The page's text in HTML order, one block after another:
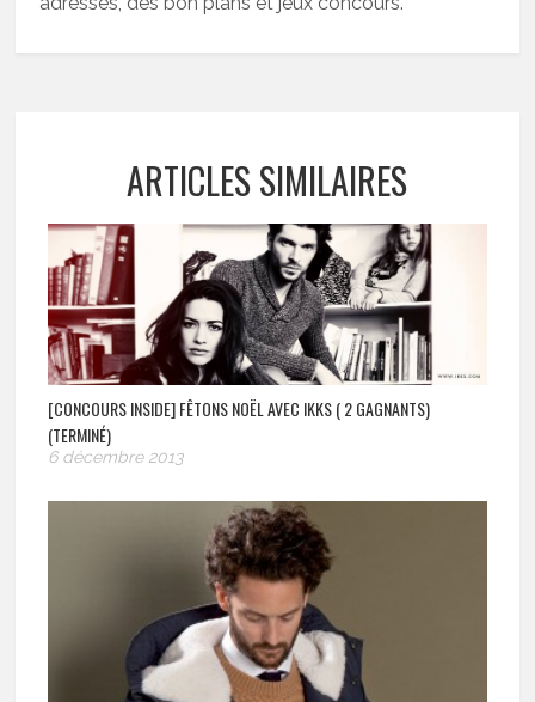
ARTICLES SIMILAIRES
[CONCOURS INSIDE] FÊTONS NOËL AVEC IKKS ( 2 GAGNANTS)
(TERMINÉ)
6 décembre 2013